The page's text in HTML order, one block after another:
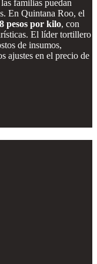
familias puedan
En Quintana Roo, el
pesos por kilo, con
El líder tortillero
de insumos,
ajustes en el precio de